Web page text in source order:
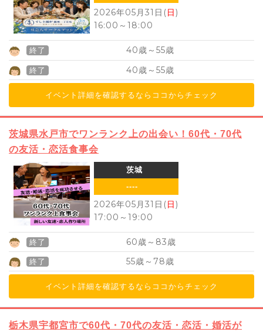
2026年05月31日(日)
16:00 ～ 18:00
終了 40歳～ 55歳
終了 40歳～ 55歳
イベント詳細を確認するならココからチェック
茨城県水戸市でワンランク上の出会い！60代・70代
の友活・恋活食事会
茨城
----
2026年05月31日(日)
17:00 ～ 19:00
終了 60歳～ 83歳
終了 55歳～ 78歳
イベント詳細を確認するならココからチェック
栃木県宇都宮市で60代・70代の友活・恋活・婚活が